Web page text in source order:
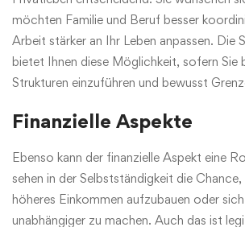
möchten Familie und Beruf besser
Arbeit stärker an Ihr Leben anpassen. Die
bietet Ihnen diese Möglichkeit, sofern Sie
Strukturen einzuführen und bewusst
Finanzielle Aspekte
Ebenso kann der finanzielle Aspekt eine
sehen in der Selbstständigkeit die
höheres Einkommen aufzubauen oder
unabhängiger zu machen. Auch das ist